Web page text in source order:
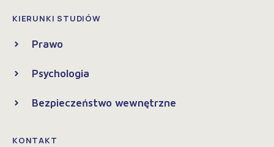
KIERUNKI STUDIÓW
Prawo
Psychologia
Bezpieczeństwo wewnętrzne
KONTAKT